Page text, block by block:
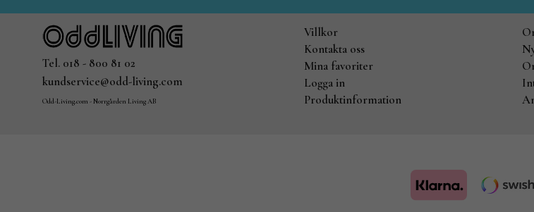
Tel. 018 - 800 81 02
kundservice@odd-living.com
Odd-Living.com - Norrgården Living AB
Villkor
Kontakta oss
Mina favoriter
Logga in
Produktinformation